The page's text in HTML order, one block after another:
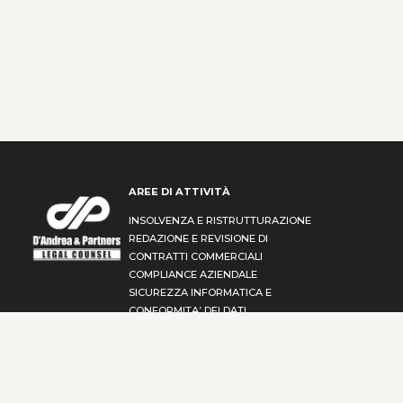
AREE DI ATTIVITÀ
INSOLVENZA E RISTRUTTURAZIONE
REDAZIONE E REVISIONE DI
CONTRATTI COMMERCIALI
COMPLIANCE AZIENDALE
SICUREZZA INFORMATICA E
CONFORMITA’ DEI DATI